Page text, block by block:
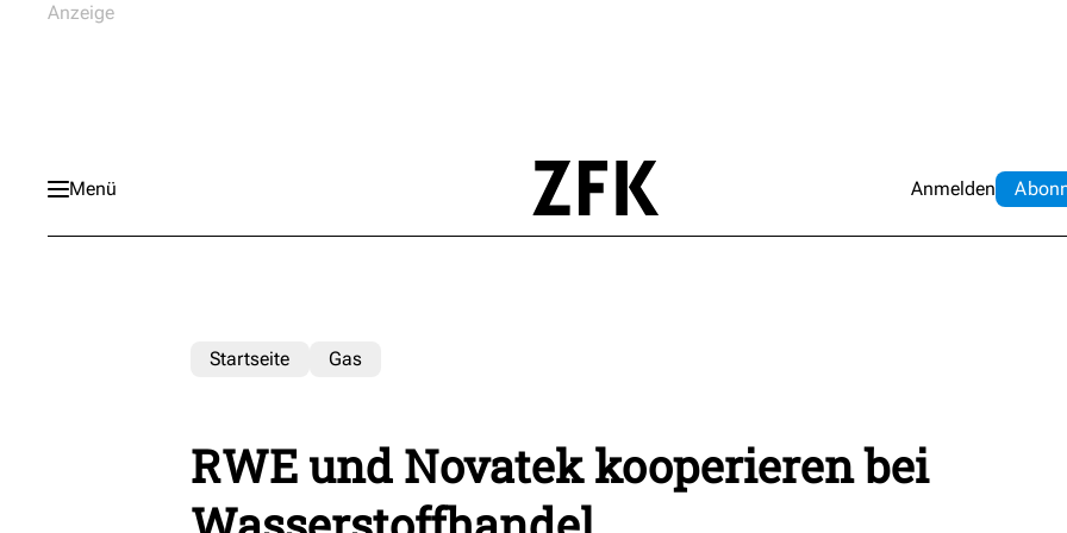
Menü Anmelden Abo
Startseite Gas
RWE und Novatek kooperieren bei